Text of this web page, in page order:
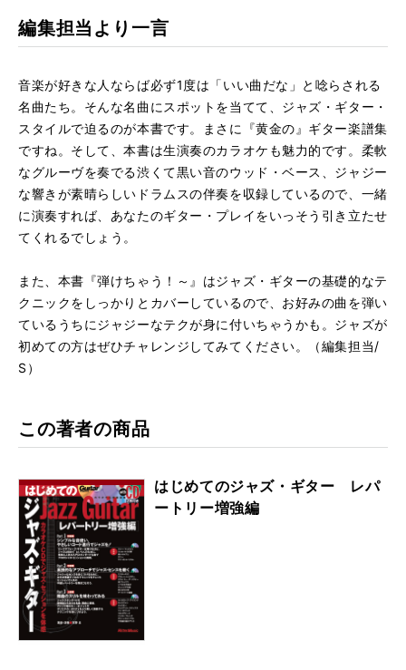
編集担当より一言
音楽が好きな人ならば必ず1度は「いい曲だな」と唸らされる
名曲たち。そんな名曲にスポットを当てて、ジャズ・ギター・
スタイルで迫るのが本書です。まさに『黄金の』ギター楽譜集
ですね。そして、本書は生演奏のカラオケも魅力的です。柔軟
なグルーヴを奏でる渋くて黒い音のウッド・ベース、ジャジー
な響きが素晴らしいドラムスの伴奏を収録しているので、一緒
に演奏すれば、あなたのギター・プレイをいっそう引き立たせ
てくれるでしょう。
また、本書『弾けちゃう！～』はジャズ・ギターの基礎的なテ
クニックをしっかりとカバーしているので、お好みの曲を弾い
ているうちにジャジーなテクが身に付いちゃうかも。ジャズが
初めての方はぜひチャレンジしてみてください。（編集担当/
S）
この著者の商品
はじめてのジャズ・ギター レパ
ートリー増強編